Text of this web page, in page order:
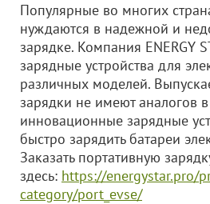
Популярные во многих
нуждаются в надежной и
зарядке. Компания ENERGY
зарядные устройства для
различных моделей.
зарядки не имеют аналогов
инновационные зарядные
быстро зарядить батареи
Заказать портативную
здесь: https://energystar.pro/
category/port_evse/